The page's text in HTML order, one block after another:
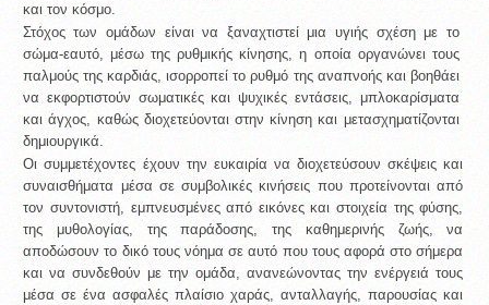
και τον κόσμο.
Στόχος των ομάδων είναι να ξαναχτιστεί μια υγιής σχέση με το
σώμα-εαυτό, μέσω της ρυθμικής κίνησης, η οποία οργανώνει τους
παλμούς της καρδιάς, ισορροπεί το ρυθμό της αναπνοής και βοηθάει
να εκφορτιστούν σωματικές και ψυχικές εντάσεις, μπλοκαρίσματα
και άγχος, καθώς διοχετεύονται στην κίνηση και μετασχηματίζονται
δημιουργικά.
Οι συμμετέχοντες έχουν την ευκαιρία να διοχετεύσουν σκέψεις και
συναισθήματα μέσα σε συμβολικές κινήσεις που προτείνονται από
τον συντονιστή, εμπνευσμένες από εικόνες και στοιχεία της φύσης,
της μυθολογίας, της παράδοσης, της καθημερινής ζωής, να
αποδώσουν το δικό τους νόημα σε αυτό που τους αφορά στο σήμερα
και να συνδεθούν με την ομάδα, ανανεώνοντας την ενέργειά τους
μέσα σε ένα ασφαλές πλαίσιο χαράς, ανταλλαγής, παρουσίας και